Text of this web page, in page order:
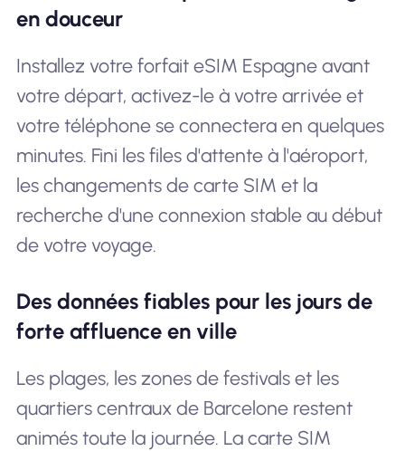
en douceur
Installez votre forfait eSIM Espagne avant
votre départ, activez-le à votre arrivée et
votre téléphone se connectera en quelques
minutes. Fini les files d'attente à l'aéroport,
les changements de carte SIM et la
recherche d'une connexion stable au début
de votre voyage.
Des données fiables pour les jours de
forte affluence en ville
Les plages, les zones de festivals et les
quartiers centraux de Barcelone restent
animés toute la journée. La carte SIM